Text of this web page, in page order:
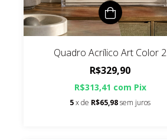
Quadro Acrílico Art Color 2
R$329,90
R$313,41 com Pix
5x de R$65,98sem juros